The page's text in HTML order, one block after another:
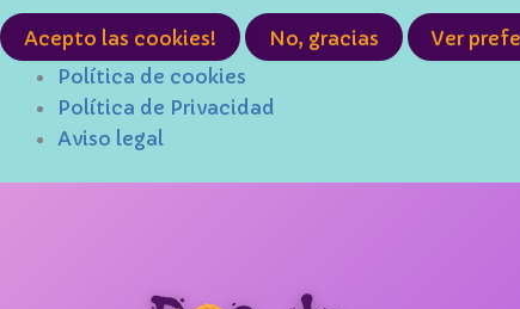
Acepto las cookies! No, gracias Ver
Política de cookies
Política de Privacidad
Aviso legal